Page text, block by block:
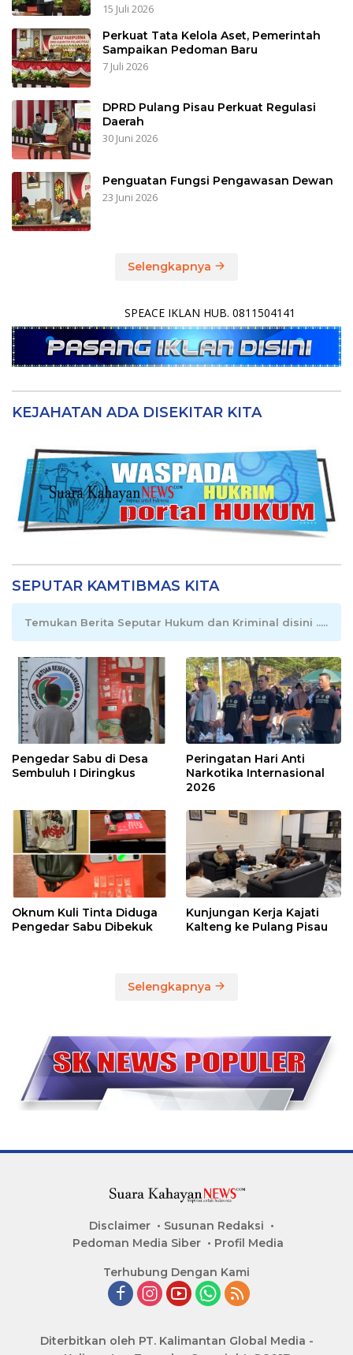
15 Juli 2026
Perkuat Tata Kelola Aset, Pemerintah
Sampaikan Pedoman Baru
7 Juli 2026
DPRD Pulang Pisau Perkuat Regulasi
Daerah
30 Juni 2026
Penguatan Fungsi Pengawasan Dewan
23 Juni 2026
Selengkapnya
SPEACE IKLAN HUB. 0811504141
KEJAHATAN ADA DISEKITAR KITA
SEPUTAR KAMTIBMAS KITA
Temukan Berita Seputar Hukum dan Kriminal disini .....
Pengedar Sabu di Desa
Sembuluh I Diringkus
Peringatan Hari Anti
Narkotika Internasional
2026
Oknum Kuli Tinta Diduga
Pengedar Sabu Dibekuk
Kunjungan Kerja Kajati
Kalteng ke Pulang Pisau
Selengkapnya
Disclaimer
Susunan Redaksi
Pedoman Media Siber
Profil Media
Terhubung Dengan Kami
Diterbitkan oleh PT. Kalimantan Global Media -